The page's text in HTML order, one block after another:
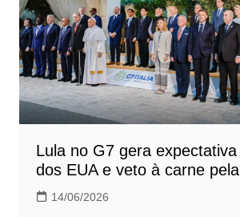
Lula no G7 gera
dos EUA e veto à carne
14/06/2026